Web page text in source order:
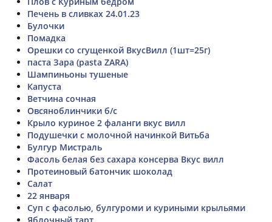
Печень в сливках 24.01.23
Булочки
Помадка
Орешки со сгущенкой ВкусВилл (1шт=25г)
паста Зара (pasta ZARA)
Шампиньоны тушеные
Капуста
Ветчина сочная
Овсяноблинчики б/с
Крыло куриное 2 фаланги вкус вилл
Подушечки с молочной начинкой Витьба
Булгур Мистраль
Фасоль белая без сахара консерва Вкус вилл
Протеиновый батончик шоколад
Салат
22 января
Суп с фасолью, булгуроми и куриными крыльями